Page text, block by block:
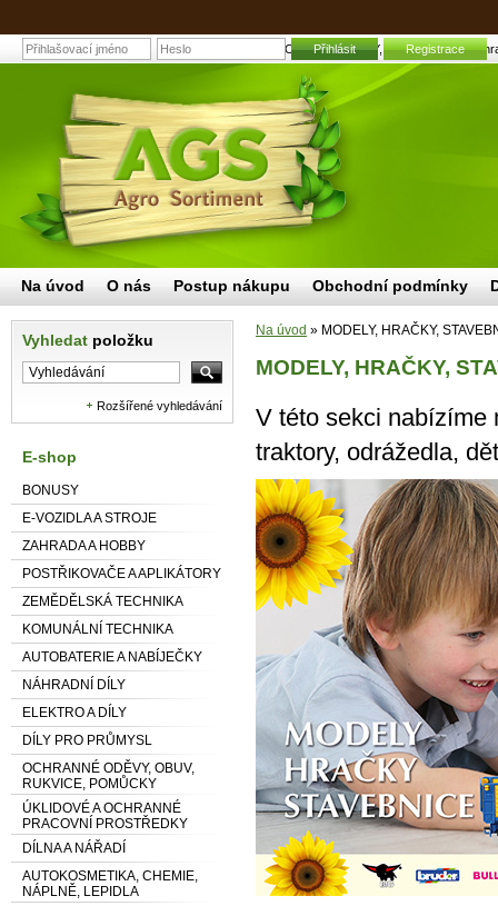
MODELY, HRAČKY, STAVEBNICE |
Přihlásit Registrace
Vyhledat položku
Rozšířené vyhledávání
E-shop
BONUSY
E-VOZIDLA A STROJE
ZAHRADA A HOBBY
POSTŘIKOVAČE A APLIKÁTORY
ZEMĚDĚLSKÁ TECHNIKA
KOMUNÁLNÍ TECHNIKA
AUTOBATERIE A NABÍJEČKY
NÁHRADNÍ DÍLY
ELEKTRO A DÍLY
DÍLY PRO PRŮMYSL
OCHRANNÉ ODĚVY, OBUV,
RUKVICE, POMŮCKY
ÚKLIDOVÉ A OCHRANNÉ
PRACOVNÍ PROSTŘEDKY
DÍLNA A NÁŘADÍ
AUTOKOSMETIKA, CHEMIE,
NÁPLNĚ, LEPIDLA
Na úvod » MODELY, HRAČKY,
MODELY, HRAČKY,
V této sekci nabízíme
traktory, odrážedla,
Na úvod O nás Postup nákupu Obchodní podmínky